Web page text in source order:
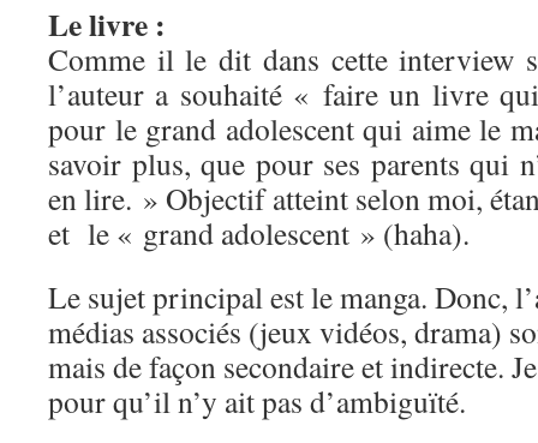
Le livre :
Comme il le dit dans cette
l’auteur a souhaité « faire un livre
pour le grand adolescent qui aime le
savoir plus, que pour ses parents qui
en lire. » Objectif atteint selon moi,
et le « grand adolescent » (haha).
Le sujet principal est le manga. Donc,
médias associés (jeux vidéos, drama)
mais de façon secondaire et indirecte.
pour qu’il n’y ait pas d’ambiguïté.